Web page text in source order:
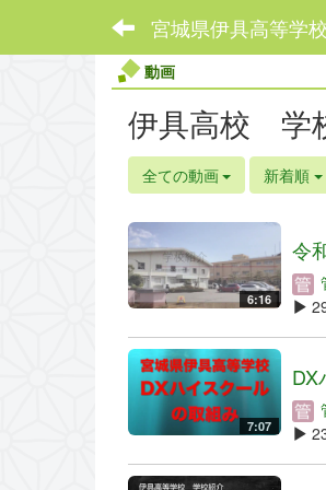
宮城県伊具高等学校
動画
伊具高校 学
全ての動画 新着順
6:16
令
7:07
DX